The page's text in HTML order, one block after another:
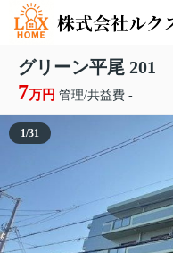
グリーン平尾 201
7万円 管理/共益費 -
1/31